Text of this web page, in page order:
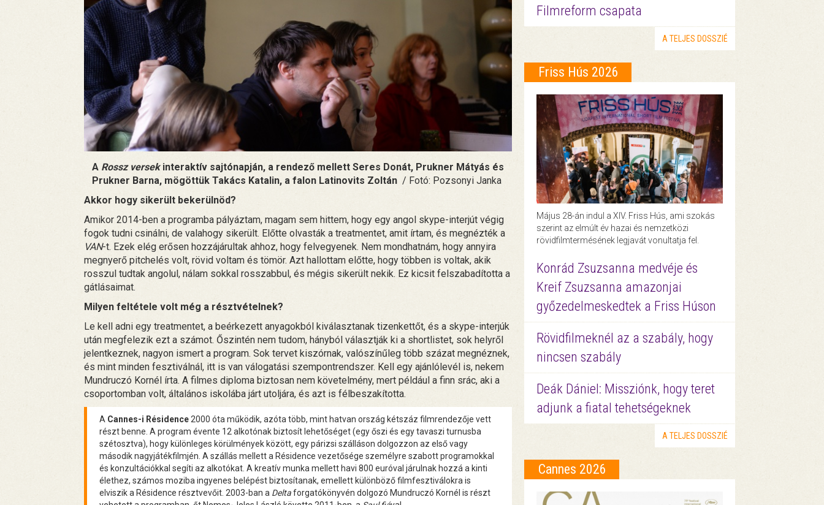
A Rossz versekinteraktív sajtónapján, a rendező mellett Seres Donát, Prukner Mátyás és
Prukner Barna, mögöttük Takács Katalin, a falon Latinovits Zoltán / Fotó: Pozsonyi Janka
Akkor hogy sikerült bekerülnöd?
Amikor 2014-ben a programba pályáztam, magam sem hittem, hogy egy angol skype-interjút végig
fogok tudni csinálni, de valahogy sikerült. Előtte olvasták a treatmentet, amit írtam, és megnézték a
VAN-t. Ezek elég erősen hozzájárultak ahhoz, hogy felvegyenek. Nem mondhatnám, hogy annyira
megnyerő pitchelés volt, rövid voltam és tömör. Azt hallottam előtte, hogy többen is voltak, akik
rosszul tudtak angolul, nálam sokkal rosszabbul, és mégis sikerült nekik. Ez kicsit felszabadította a
gátlásaimat.
Milyen feltétele volt még a résztvételnek?
Le kell adni egy treatmentet, a beérkezett anyagokból kiválasztanak tizenkettőt, és a skype-interjúk
után megfelezik ezt a számot. Őszintén nem tudom, hányból választják ki a shortlistet, sok helyről
jelentkeznek, nagyon ismert a program. Sok tervet kiszórnak, valószínűleg több százat megnéznek,
és mint minden fesztiválnál, itt is van válogatási szempontrendszer. Kell egy ajánlólevél is, nekem
Mundruczó Kornél írta. A filmes diploma biztosan nem követelmény, mert például a finn srác, aki a
csoportomban volt, általános iskolába járt utoljára, és azt is félbeszakította.
A Cannes-i Résidence 2000 óta működik, azóta több, mint hatvan ország kétszáz filmrendezője vett
részt benne. A program évente 12 alkotónak biztosít lehetőséget (egy őszi és egy tavaszi turnusba
szétosztva), hogy különleges körülmények között, egy párizsi szálláson dolgozzon az első vagy
második nagyjátékfilmjén. A szállás mellett a Résidence vezetősége személyre szabott programokkal
és konzultációkkal segíti az alkotókat. A kreatív munka mellett havi 800 euróval járulnak hozzá a kinti
élethez, számos moziba ingyenes belépést biztosítanak, emellett különböző filmfesztiválokra is
elviszik a Résidence résztvevőit. 2003-ban a Deltaforgatókönyvén dolgozó Mundruczó Kornél is részt
Filmreform csapata
A TELJES DOSSZIÉ
Friss Hús 2026
Május 28-án indul a XIV. Friss Hús, ami szokás
szerint az elmúlt év hazai és nemzetközi
rövidfilmtermésének legjavát vonultatja fel.
Konrád Zsuzsanna medvéje és
Kreif Zsuzsanna amazonjai
győzedelmeskedtek a Friss Húson
Rövidfilmeknél az a szabály, hogy
nincsen szabály
Deák Dániel: Missziónk, hogy teret
adjunk a fiatal tehetségeknek
A TELJES DOSSZIÉ
Cannes 2026